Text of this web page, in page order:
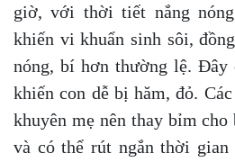
giờ, với thời tiết nắng
khiến vi khuẩn sinh sôi,
nóng, bí hơn thường lệ. Đây
khiến con dễ bị hăm, đỏ.
khuyên mẹ nên thay bỉm
và có thể rút ngắn thời